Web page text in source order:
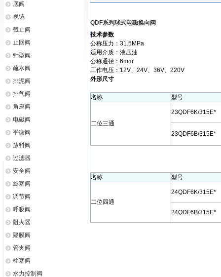
底阀
视镜
截止阀
止回阀
针型阀
疏水阀
排泥阀
排气阀
角座阀
电磁阀
平衡阀
放料阀
过滤器
安全阀
旋塞阀
调节阀
呼吸阀
阻火器
隔膜阀
管夹阀
柱塞阀
水力控制阀
QDF系列球式电磁换向阀
技术参数
公称压力：31.5MPa
适用介质：液压油
公称通径：6mm
工作电压：12V、24V、36V、220V
外形尺寸
名称 型号
二位三通
23QDF6K/315E*
23QDF6B/315E*
名称 型号
二位四通
24QDF6K/315E*
24QDF6B/315E*